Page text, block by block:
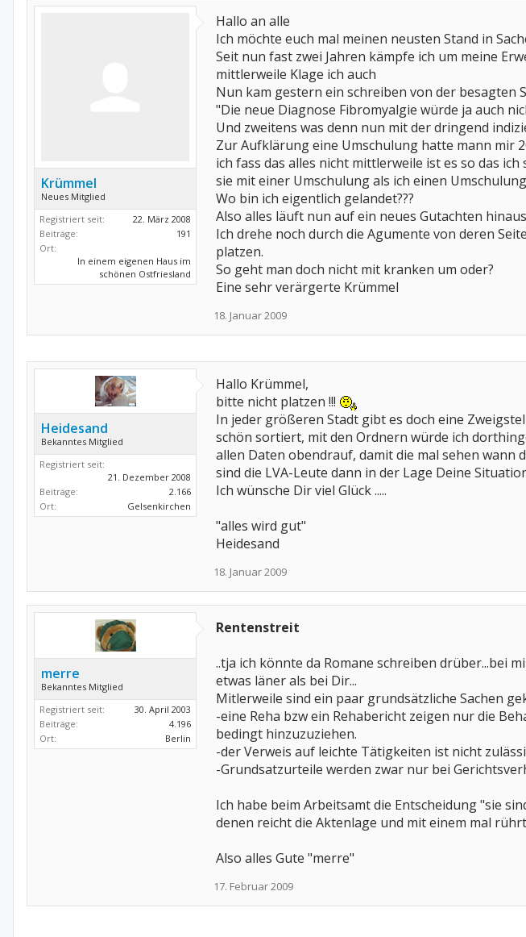
Krümmel
Neues Mitglied
Registriert seit:
22. März 2008
Beiträge:
191
Ort:
In einem eigenen Haus im
schönen Ostfriesland
Hallo an alle
Ich möchte euch mal meinen neusten Stand in
Seit nun fast zwei Jahren kämpfe ich um meine
mittlerweile Klage ich auch
Nun kam gestern ein schreiben von der besagten
"Die neue Diagnose Fibromyalgie würde ja auch
Und zweitens was denn nun mit der dringend
Zur Aufklärung eine Umschulung hatte mann mir
ich fass das alles nicht mittlerweile ist es so das
sie mit einer Umschulung als ich einen
Wo bin ich eigentlich gelandet???
Also alles läuft nun auf ein neues Gutachten
Ich drehe noch durch die Agumente von deren
platzen.
So geht man doch nicht mit kranken um oder?
Eine sehr verärgerte Krümmel
18. Januar 2009
Heidesand
Bekanntes Mitglied
Registriert seit:
21. Dezember 2008
Beiträge:
2.166
Ort:
Gelsenkirchen
Hallo Krümmel,
bitte nicht platzen !!!
In jeder größeren Stadt gibt es doch eine
schön sortiert, mit den Ordnern würde ich
allen Daten obendrauf, damit die mal sehen wann
sind die LVA-Leute dann in der Lage Deine
Ich wünsche Dir viel Glück .....
"alles wird gut"
Heidesand
18. Januar 2009
merre
Bekanntes Mitglied
Registriert seit:
30. April 2003
Beiträge:
4.196
Ort:
Berlin
Rentenstreit
..tja ich könnte da Romane schreiben drüber...bei
etwas läner als bei Dir...
Mitlerweile sind ein paar grundsätzliche Sachen
-eine Reha bzw ein Rehabericht zeigen nur die
bedingt hinzuzuziehen.
-der Verweis auf leichte Tätigkeiten ist nicht
-Grundsatzurteile werden zwar nur bei
Ich habe beim Arbeitsamt die Entscheidung "sie
denen reicht die Aktenlage und mit einem mal
Also alles Gute "merre"
17. Februar 2009